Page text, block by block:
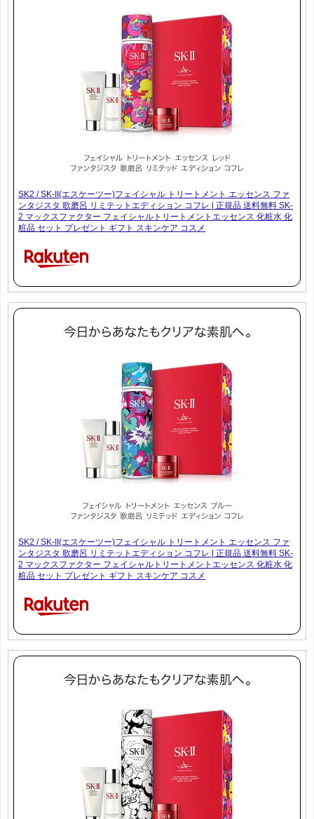
SK2 / SK-II(エスケーツー)フェイシャル トリートメント エッセンス ファ
ンタジスタ 歌磨呂 リミテットエディション コフレ | 正規品 送料無料 SK-
2 マックスファクター フェイシャルトリートメントエッセンス 化粧水 化
粧品 セット プレゼント ギフト スキンケア コスメ
SK2 / SK-II(エスケーツー)フェイシャル トリートメント エッセンス ファ
ンタジスタ 歌磨呂 リミテットエディション コフレ | 正規品 送料無料 SK-
2 マックスファクター フェイシャルトリートメントエッセンス 化粧水 化
粧品 セット プレゼント ギフト スキンケア コスメ